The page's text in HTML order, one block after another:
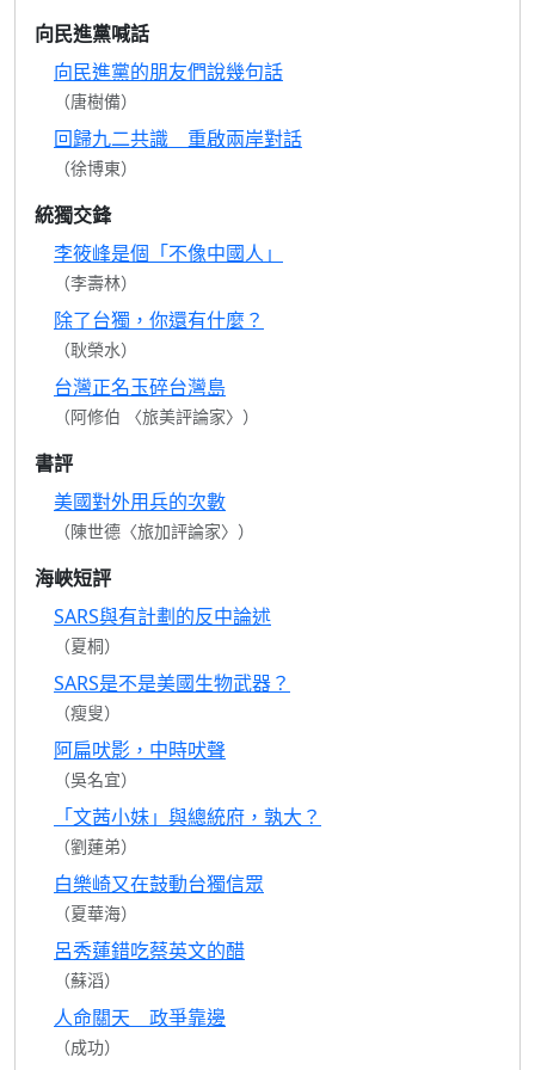
向民進黨喊話
向民進黨的朋友們說幾句話
（唐樹備）
回歸九二共識 重啟兩岸對話
（徐博東）
統獨交鋒
李筱峰是個「不像中國人」
（李壽林）
除了台獨，你還有什麼？
（耿榮水）
台灣正名玉碎台灣島
（阿修伯 〈旅美評論家〉）
書評
美國對外用兵的次數
（陳世德〈旅加評論家〉）
海峽短評
SARS與有計劃的反中論述
（夏桐）
SARS是不是美國生物武器？
（瘦叟）
阿扁吠影，中時吠聲
（吳名宜）
「文茜小妹」與總統府，孰大？
（劉蓮弟）
白樂崎又在鼓動台獨信眾
（夏華海）
呂秀蓮錯吃蔡英文的醋
（蘇滔）
人命關天 政爭靠邊
（成功）